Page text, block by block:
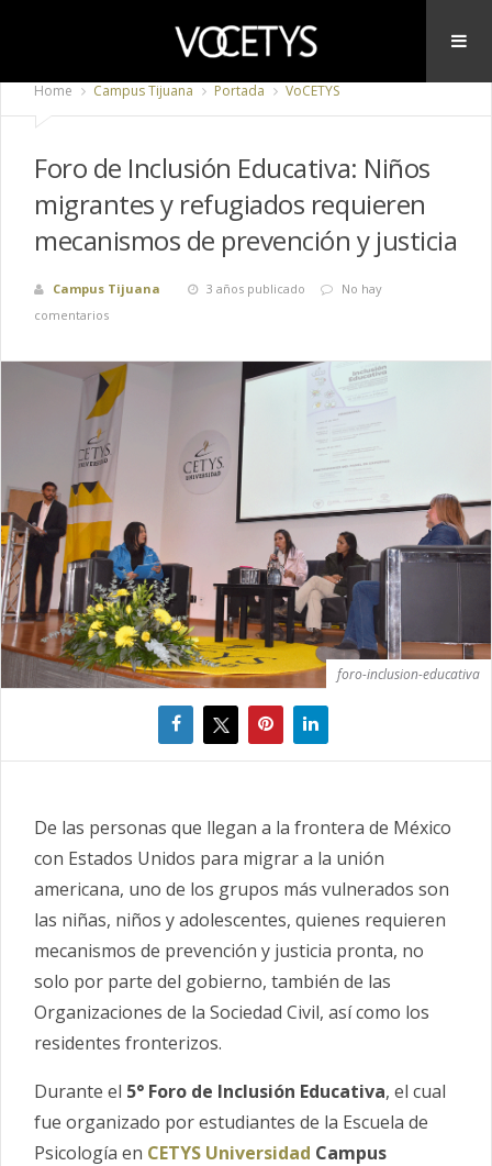
Home Campus Tijuana Portada VoCETYS
Foro de Inclusión Educativa: Niños
migrantes y refugiados requieren
mecanismos de prevención y justicia
Campus Tijuana 3 años publicado
No hay
comentarios
foro-inclusion-educativa
De las personas que llegan a la frontera de México
con Estados Unidos para migrar a la unión
americana, uno de los grupos más vulnerados son
las niñas, niños y adolescentes, quienes requieren
mecanismos de prevención y justicia pronta, no
solo por parte del gobierno, también de las
Organizaciones de la Sociedad Civil, así como los
residentes fronterizos.
Durante el 5° Foro de Inclusión Educativa, el cual
fue organizado por estudiantes de la Escuela de
Psicología en CETYS Universidad Campus